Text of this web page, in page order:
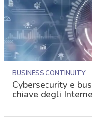
BUSINESS CONTINUITY
Cybersecurity e
chiave degli